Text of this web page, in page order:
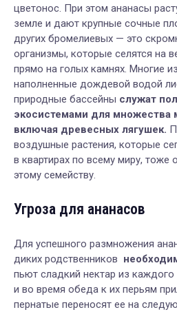
цветонос. При этом ананасы
земле и дают крупные сочные
других бромелиевых — это
организмы, которые селятся на
прямо на голых камнях. Многие
наполненные дождевой водой
природные бассейны служат
экосистемами для множества
включая древесных лягушек.
воздушные растения, которые
в квартирах по всему миру, тоже
этому семейству.
Угроза для ананасов
Для успешного размножения
диких родственников
пьют сладкий нектар из
и во время обеда к их перьям
пернатые переносят ее на